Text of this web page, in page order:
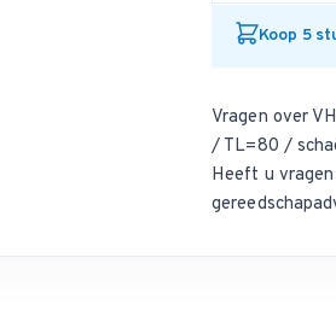
Koop 5
Vragen over
/ TL=80 /
Heeft u